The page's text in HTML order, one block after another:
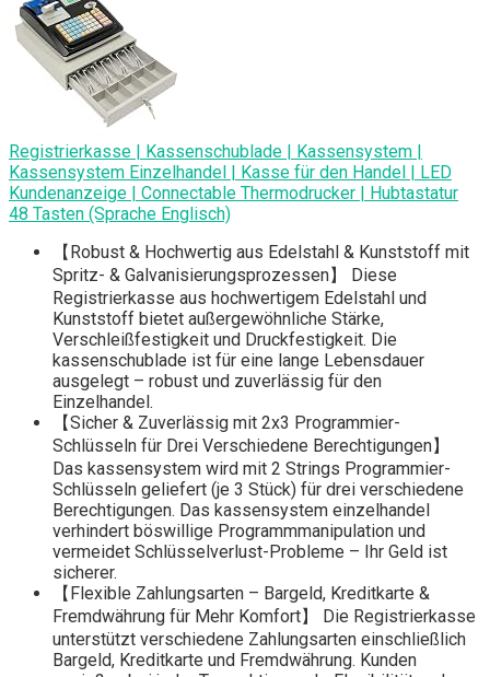
Registrierkasse | Kassenschublade | Kassensystem |
Kassensystem Einzelhandel | Kasse für den Handel | LED
Kundenanzeige | Connectable Thermodrucker | Hubtastatur
48 Tasten (Sprache Englisch)
【Robust & Hochwertig aus Edelstahl & Kunststoff mit
Spritz- & Galvanisierungsprozessen】 Diese
Registrierkasse aus hochwertigem Edelstahl und
Kunststoff bietet außergewöhnliche Stärke,
Verschleißfestigkeit und Druckfestigkeit. Die
kassenschublade ist für eine lange Lebensdauer
ausgelegt – robust und zuverlässig für den
Einzelhandel.
【Sicher & Zuverlässig mit 2x3 Programmier-
Schlüsseln für Drei Verschiedene Berechtigungen】
Das kassensystem wird mit 2 Strings Programmier-
Schlüsseln geliefert (je 3 Stück) für drei verschiedene
Berechtigungen. Das kassensystem einzelhandel
verhindert böswillige Programmmanipulation und
vermeidet Schlüsselverlust-Probleme – Ihr Geld ist
sicherer.
【Flexible Zahlungsarten – Bargeld, Kreditkarte &
Fremdwährung für Mehr Komfort】 Die Registrierkasse
unterstützt verschiedene Zahlungsarten einschließlich
Bargeld, Kreditkarte und Fremdwährung. Kunden